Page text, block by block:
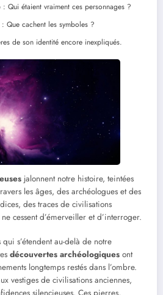
: Qui étaient vraiment ces personnages ?
: Que cachent les symboles ?
de son identité encore inexpliqués.
jalonnent notre histoire, teintées
les âges, des archéologues et des
des traces de civilisations
cessent d’émerveiller et d’interroger.
qui s’étendent au-delà de notre
découvertes archéologiques ont
longtemps restés dans l’ombre.
vestiges de civilisations anciennes,